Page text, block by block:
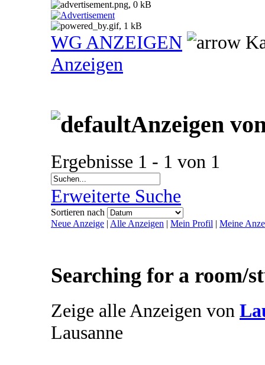
WG ANZEIGEN
Anzeigen
Anzeigen
Ergebnisse 1 - 1 von 1
Erweiterte Suche
Sortieren nach
Neue Anzeige | Alle Anzeigen | Mein Profil | Meine
Searching for a room/
Zeige alle Anzeigen von
Lausanne